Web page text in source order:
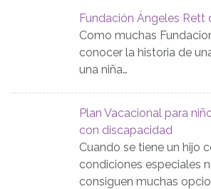
Fundación Ángeles Rett
Como muchas
conocer la historia de
una niña…
Plan Vacacional para
con discapacidad
Cuando se tiene un hijo
condiciones especiales
consiguen muchas